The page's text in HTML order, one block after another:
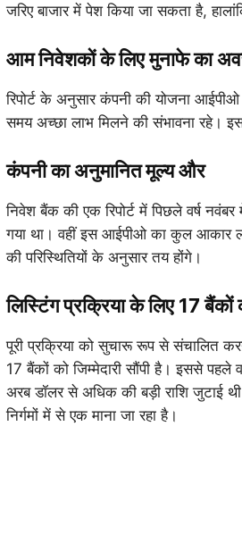
जरिए बाजार में पेश किया जा सकता है,
आम निवेशकों के लिए मुनाफे का
रिपोर्ट के अनुसार कंपनी की योजना
समय अच्छा लाभ मिलने की संभावना रहे।
कंपनी का अनुमानित मूल्य और
निवेश बैंक की एक रिपोर्ट में पिछले वर्ष
गया था। वहीं इस आईपीओ का कुल आकार
की परिस्थितियों के अनुसार तय होंगे।
लिस्टिंग प्रक्रिया के लिए 17 बैंकों
पूरी प्रक्रिया को सुचारू रूप से संचालित
17 बैंकों को जिम्मेदारी सौंपी है। इससे
अरब डॉलर से अधिक की बड़ी राशि जुटाई
निर्गमों में से एक माना जा रहा है।